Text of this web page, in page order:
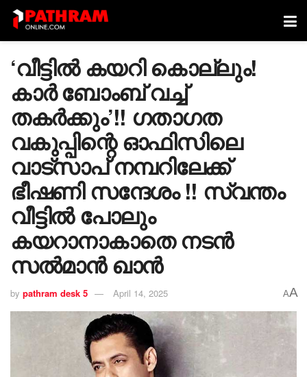
‘വീട്ടിൽ കയറി കൊല്ലും!
കാർ ബോംബ് വച്ച്
തകർക്കും’!! ഗതാഗത
വകുപ്പിന്റെ ഓഫിസിലെ
വാട്‌സാപ് നമ്പറിലേക്ക്
ഭീഷണി സന്ദേശം !! സ്വന്തം
വീട്ടിൽ പോലും
കയറാനാകാതെ നടൻ
സൽമാൻ ഖാൻ
by pathram desk 5 April 14, 2025 AA